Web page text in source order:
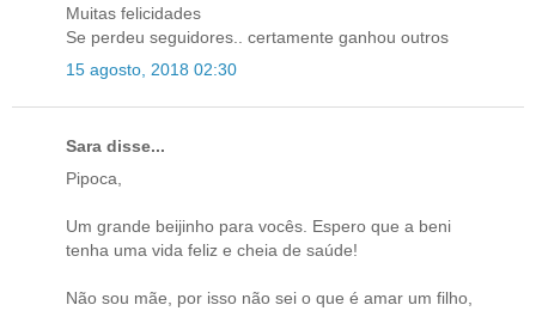
Muitas felicidades
Se perdeu seguidores.. certamente ganhou outros
15 agosto, 2018 02:30
Sara disse...
Pipoca,
Um grande beijinho para vocês. Espero que a beni
tenha uma vida feliz e cheia de saúde!
Não sou mãe, por isso não sei o que é amar um filho,